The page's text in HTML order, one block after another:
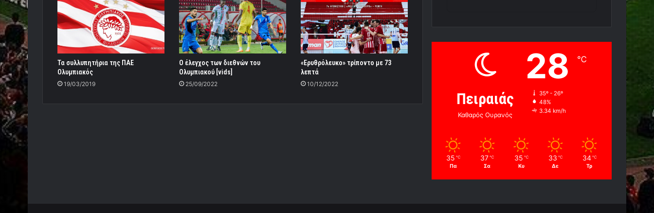
Τα συλλυπητήρια της ΠΑΕ
Ολυμπιακός
19/03/2019
Ο έλεγχος των διεθνών του
Ολυμπιακού [vids]
25/09/2022
«Ερυθρόλευκο» τρίποντο με 73
λεπτά
10/12/2022
Πειραιάς
Καθαρός Ουρανός
28 ℃
35º - 26º
48%
3.34 km/h
35 ℃
Πα
37 ℃
Σα
35 ℃
Κυ
33 ℃
Δε
34 ℃
Τρ